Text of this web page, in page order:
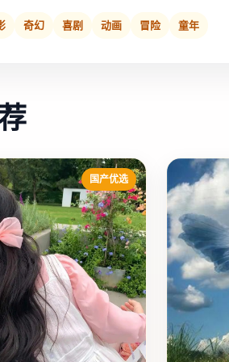
奇幻 喜剧 动画 冒险 童年
国产优选